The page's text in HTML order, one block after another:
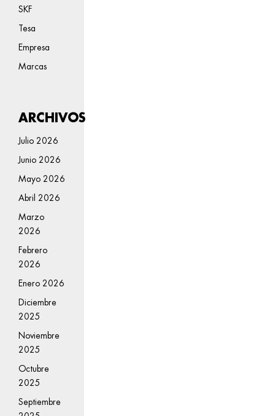
SKF
Tesa
Empresa
Marcas
ARCHIVOS
Julio 2026
Junio 2026
Mayo 2026
Abril 2026
Marzo
2026
Febrero
2026
Enero 2026
Diciembre
2025
Noviembre
2025
Octubre
2025
Septiembre